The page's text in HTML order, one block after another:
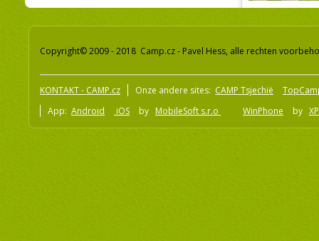
Copyright© 2009 - 2018 Camp.cz - Pavel Hess, alle rechten
KONTAKT - CAMP.cz Onze andere sites: CAMP Tsjechië
App: Android iOS by MobileSoft s.r.o WinPhone by